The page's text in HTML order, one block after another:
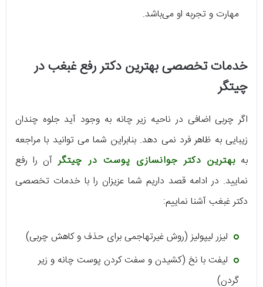
مهارت و تجربه او می‌باشد.
خدمات تخصصی بهترین دکتر رفع غبغب در
چیتگر
اگر چربی اضافی در ناحیه زیر چانه به وجود آید جلوه چندان
زیبایی به ظاهر فرد نمی دهد. بنابراین شما می توانید با مراجعه
بهبهترین دکتر جوانسازی پوست در چیتگرآن را رفع
نمایید. در ادامه قصد داریم شما عزیزان را با خدمات تخصصی
دکتر غبغب آشنا نماییم:
لیزر لیپولیز (روش غیرتهاجمی برای حذف و کاهش چربی)
لیفت با نخ (کشیدن و سفت کردن پوست چانه و زیر
گردن)